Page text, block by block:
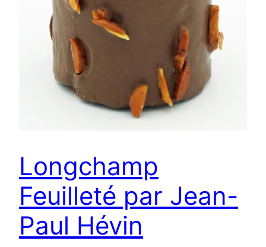
Longchamp
Feuilleté par Jean-
Paul Hévin